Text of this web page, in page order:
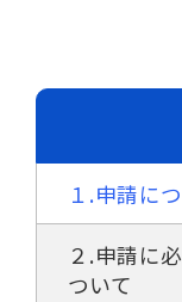
１.申請に
２.申請に
ついて